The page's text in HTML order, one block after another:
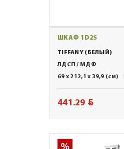
ШКАФ 1D2S
TIFFANY (БЕЛЫЙ)
ЛДСП / МДФ
69 x 212,1 x 39,9 (см)
441.29 BYN